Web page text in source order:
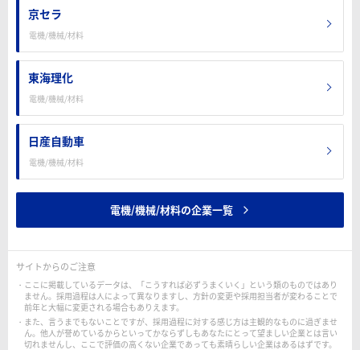
京セラ
電機/機械/材料
東海理化
電機/機械/材料
日産自動車
電機/機械/材料
電機/機械/材料の企業一覧
サイトからのご注意
ここに掲載しているデータは、「こうすれば必ずうまくいく」という類のものではあり
ません。採用過程は人によって異なりますし、方針の変更や採用担当者が変わることで
前年と大幅に変更される場合もありえます。
また、言うまでもないことですが、採用過程に対する感じ方は主観的なものに過ぎませ
ん。他人が誉めているからといってかならずしもあなたにとって望ましい企業とは言い
切れませんし、ここで評価の高くない企業であっても素晴らしい企業はあるはずです。